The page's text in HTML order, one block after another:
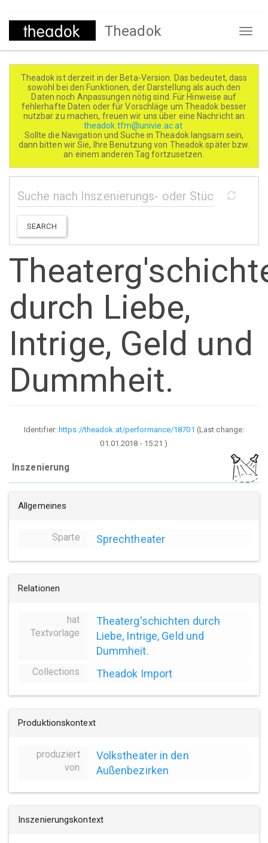
Direkt
Theadok
Theadok ist derzeit in der Beta-Version. Das bedeutet, dass
sowohl bei den Funktionen, der Darstellung als auch den
Daten noch Anpassungen nötig sind. Für Hinweise auf
fehlerhafte Daten oder für Vorschläge um Theadok besser
nutzbar zu machen, freuen wir uns über eine Nachricht an
theadok.tfm@univie.ac.at
Sollte die Navigation und Suche in Theadok langsam sein,
dann bitten wir Sie, Ihre Benutzung von Theadok später bzw.
an einem anderen Tag fortzusetzen.
SEARCH
durch Liebe,
Intrige, Geld und
Dummheit.
Identifier:https://theadok.at/performance/18701 (Last change:
01.01.2018 - 15:21 )
Inszenierung
Allgemeines
Sparte Sprechtheater
Relationen
hat
Textvorlage
Theaterg'schichten durch
Liebe, Intrige, Geld und
Dummheit.
Collections Theadok Import
Produktionskontext
produziert
von
Volkstheater in den
Außenbezirken
Inszenierungskontext